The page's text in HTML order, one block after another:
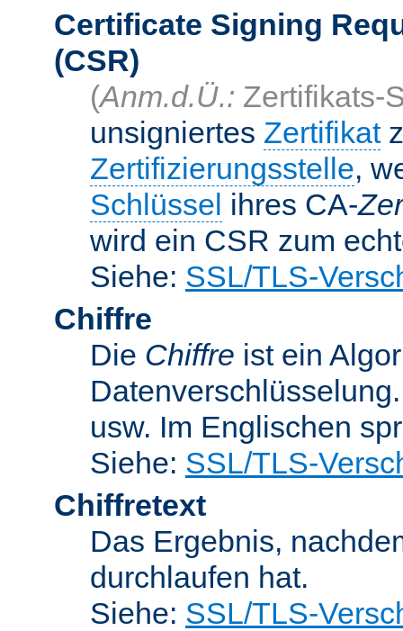
Certificate Signing
(CSR)
(Anm.d.Ü.: Zertifikats-
unsigniertes Zertifikat
Zertifizierungsstelle,
Schlüssel ihres CA-
wird ein CSR zum
Siehe: SSL/TLS-
Chiffre
Die Chiffre ist ein
usw. Im Englischen
Siehe: SSL/TLS-
Chiffretext
Das Ergebnis,
durchlaufen hat.
Siehe: SSL/TLS-